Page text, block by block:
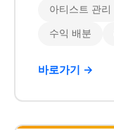
아티스트 관리
수익 배분
바로가기 →